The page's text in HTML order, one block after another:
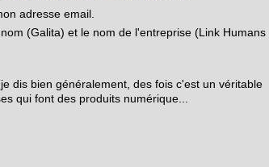
adresse email.
(Galita) et le nom de l'entreprise (Link Humans
dis bien généralement, des fois c'est un véritable
qui font des produits numérique...